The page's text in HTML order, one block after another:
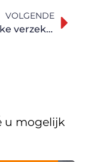
VOLGENDE
Een eerlijke verzekeringsmakelaar in Antwerpen
u mogelijk